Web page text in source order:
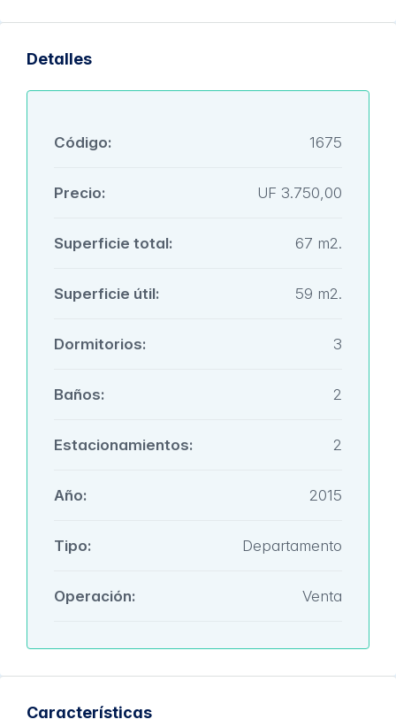
Detalles
Código: 1675
Precio: UF 3.750,00
Superficie total: 67 m2.
Superficie útil: 59 m2.
Dormitorios: 3
Baños: 2
Estacionamientos: 2
Año: 2015
Tipo: Departamento
Operación: Venta
Características